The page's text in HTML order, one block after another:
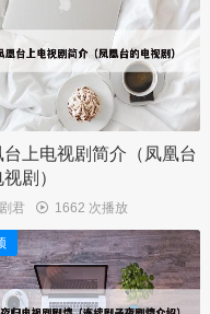
台上电视剧简介（凤凰台
剧）
君 1662 次播放